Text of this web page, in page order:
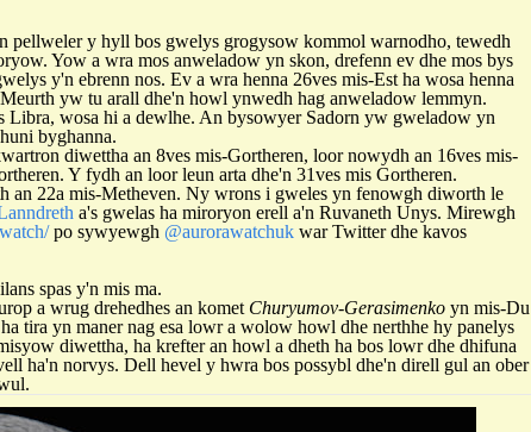
pellweler y hyll bos gwelys grogysow kommol warnodho, tewedh
Yow a wra mos anweladow yn skon, drefenn ev dhe mos bys
y'n ebrenn nos. Ev a wra henna 26ves mis-Est ha wosa henna
yw tu arall dhe'n howl ynwedh hag anweladow lemmyn.
Libra, wosa hi a dewlhe. An bysowyer Sadorn yw gweladow yn
byghanna.
diwettha an 8ves mis-Gortheren, loor nowydh an 16ves mis-
Y fydh an loor leun arta dhe'n 31ves mis Gortheren.
an 22a mis-Metheven. Ny wrons i gweles yn fenowgh diworth le
a's gwelas ha miroryon erell a'n Ruvaneth Unys. Mirewgh
po sywyewgh @aurorawatchuk war Twitter dhe kavos
spas y'n mis ma.
a wrug drehedhes an komet Churyumov-Gerasimenko yn mis-Du
tira yn maner nag esa lowr a wolow howl dhe nerthhe hy panelys
diwettha, ha krefter an howl a dheth ha bos lowr dhe dhifuna
ha'n norvys. Dell hevel y hwra bos possybl dhe'n direll gul an ober